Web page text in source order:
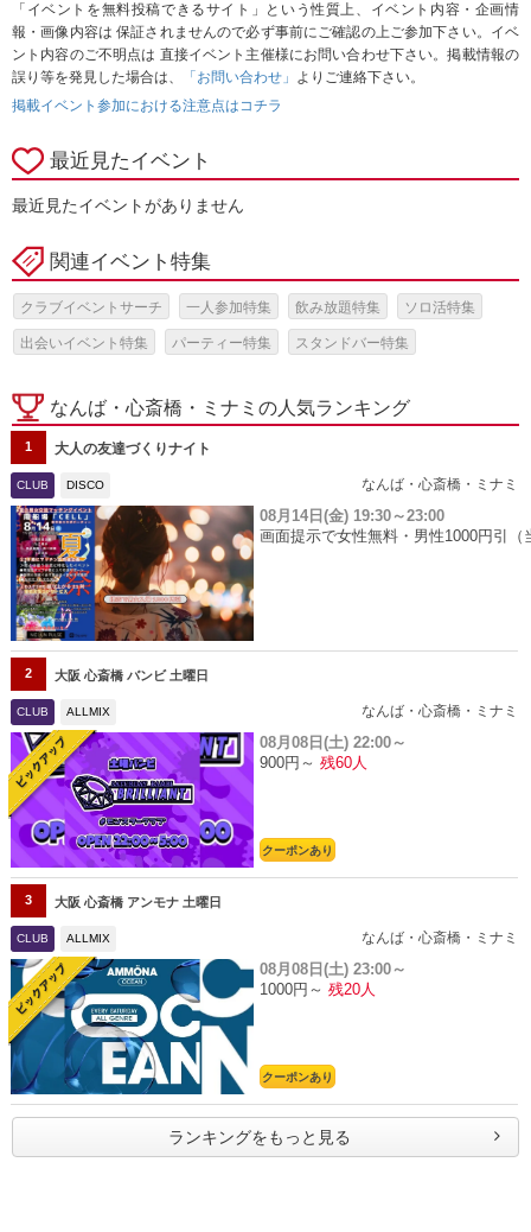
「イベントを無料投稿できるサイト」という性質上、イベント内容・企画情
報・画像内容は 保証されませんので必ず事前にご確認の上ご参加下さい。イベ
ント内容のご不明点は 直接イベント主催様にお問い合わせ下さい。掲載情報の
誤り等を発見した場合は、
「お問い合わせ」 よりご連絡下さい。
掲載イベント参加における注意点はコチラ
最近見たイベント
最近見たイベントがありません
関連イベント特集
クラブイベントサーチ 一人参加特集 飲み放題特集 ソロ活特集
出会いイベント特集 パーティー特集 スタンドバー特集
なんば・心斎橋・ミナミの人気ランキング
1 大人の友達づくりナイト
CLUB DISCO なんば・心斎橋・ミナミ
08月14日(金) 19:30～23:00
画面提示で女性無料・男性1000円引（
2 大阪 心斎橋 バンビ 土曜日
CLUB ALLMIX なんば・心斎橋・ミナミ
08月08日(土) 22:00～
900円～ 残60人
クーポンあり
3 大阪 心斎橋 アンモナ 土曜日
CLUB ALLMIX なんば・心斎橋・ミナミ
08月08日(土) 23:00～
1000円～ 残20人
クーポンあり
ランキングをもっと見る